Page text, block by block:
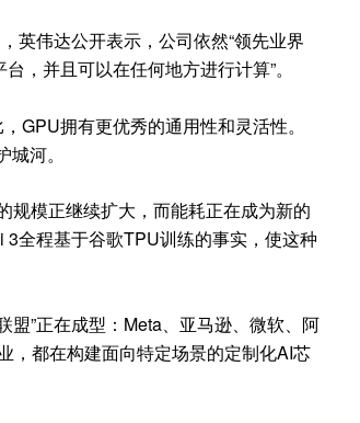
英伟达公开表示，公司依然“领先业界
，并且可以在任何地方进行计算”。
GPU拥有更优秀的通用性和灵活性。
河。
模正继续扩大，而能耗正在成为新的
全程基于谷歌TPU训练的事实，使这种
盟”正在成型：Meta、亚马逊、微软、阿
，都在构建面向特定场景的定制化AI芯